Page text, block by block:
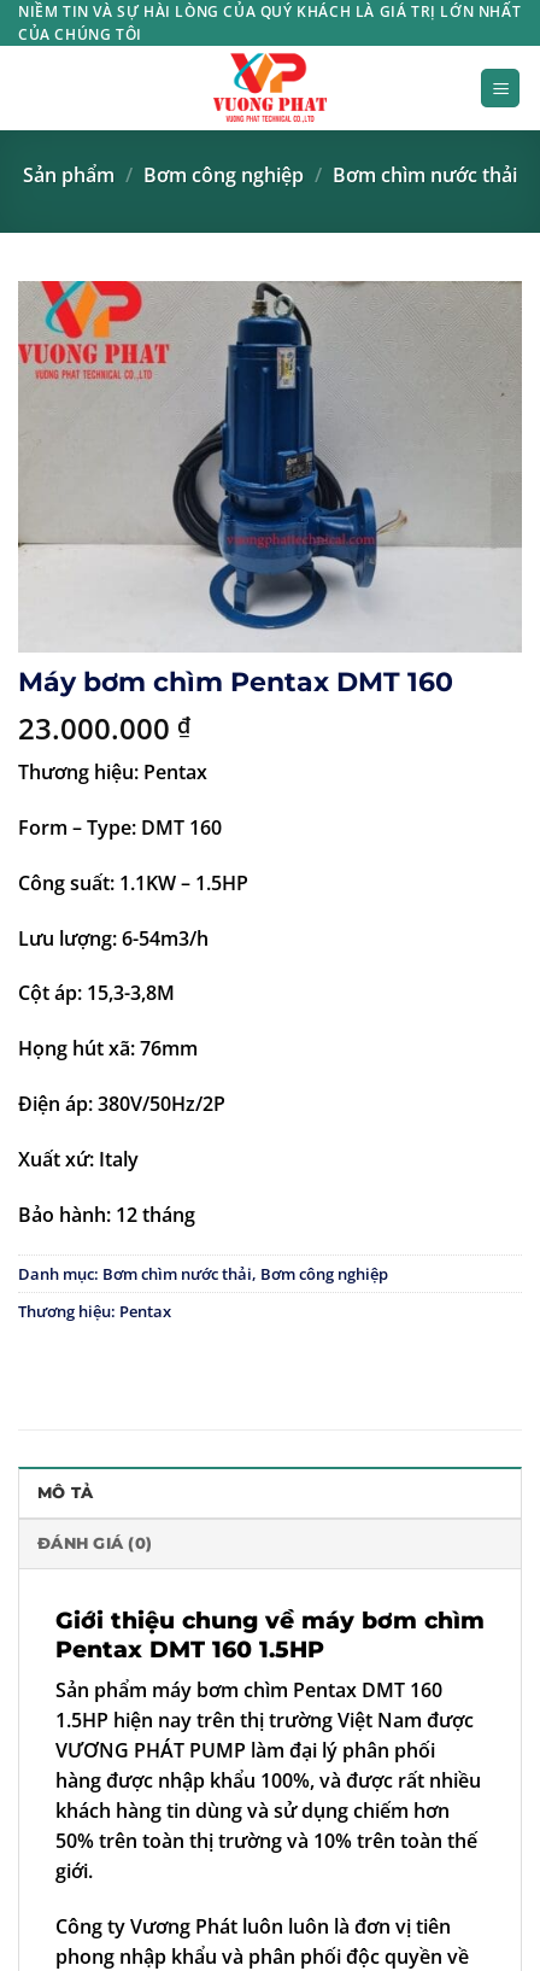
Bỏ
qua
NIỀM TIN VÀ SỰ HÀI LÒNG CỦA QUÝ KHÁCH LÀ GIÁ TRỊ LỚN NHẤT
CỦA CHÚNG TÔI
Sản phẩm / Bơm công nghiệp / Bơm chìm nước thải
Máy bơm chìm Pentax DMT 160
23.000.000 ₫
Thương hiệu: Pentax
Form – Type: DMT 160
Công suất: 1.1KW – 1.5HP
Lưu lượng: 6-54m3/h
Cột áp: 15,3-3,8M
Họng hút xã: 76mm
Điện áp: 380V/50Hz/2P
Xuất xứ: Italy
Bảo hành: 12 tháng
Danh mục: Bơm chìm nước thải, Bơm công nghiệp
Thương hiệu: Pentax
MÔ TẢ
ĐÁNH GIÁ (0)
Giới thiệu chung về máy bơm chìm
Pentax DMT 160 1.5HP
Sản phẩm máy bơm chìm Pentax DMT 160
1.5HP hiện nay trên thị trường Việt Nam được
VƯƠNG PHÁT PUMP làm đại lý phân phối
hàng được nhập khẩu 100%, và được rất nhiều
khách hàng tin dùng và sử dụng chiếm hơn
50% trên toàn thị trường và 10% trên toàn thế
giới.
Công ty Vương Phát luôn luôn là đơn vị tiên
phong nhập khẩu và phân phối độc quyền về